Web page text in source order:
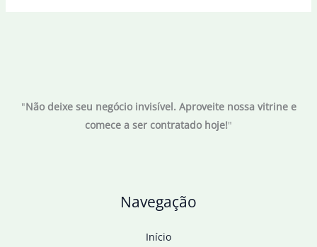
das
"Não deixe seu negócio invisível. Aproveite nossa vitrine e
comece a ser contratado hoje!"
Navegação
Início